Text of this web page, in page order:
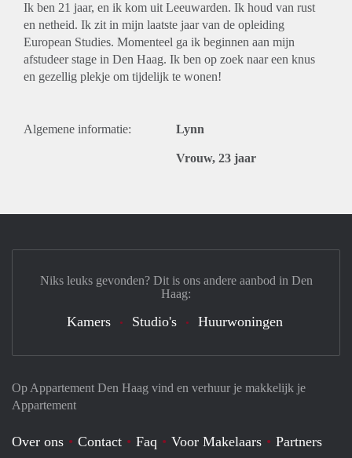
Ik ben 21 jaar, en ik kom uit Leeuwarden. Ik houd van rust
en netheid. Ik zit in mijn laatste jaar van de opleiding
European Studies. Momenteel ga ik beginnen aan mijn
afstudeer stage in Den Haag. Ik ben op zoek naar een knus
en gezellig plekje om tijdelijk te wonen!
Algemene informatie: Lynn
Vrouw, 23 jaar
Op Appartement Den Haag vind en verhuur je makkelijk je
Appartement
Over ons Contact Faq Voor Makelaars
Partners
Niks leuks gevonden? Dit is ons andere aanbod in Den
Haag:
Kamers Studio's Huurwoningen